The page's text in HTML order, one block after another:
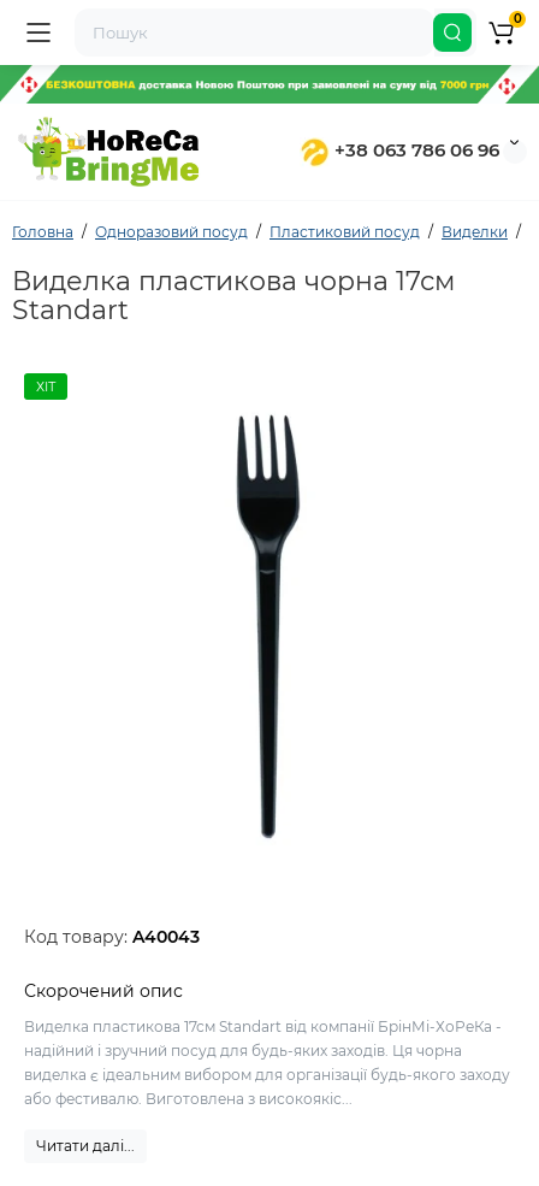
+38 063 786 06 96
0
Головна Одноразовий посуд Пластиковий посуд Виделки
Виделка пластикова чорна 17см
Standart
ХІТ
Код товару: A40043
Скорочений опис
Виделка пластикова 17см Standart від компанії БрінМі-ХоРеКа -
надійний і зручний посуд для будь-яких заходів. Ця чорна
виделка є ідеальним вибором для організації будь-якого заходу
або фестивалю. Виготовлена з високоякіс...
Читати далі...